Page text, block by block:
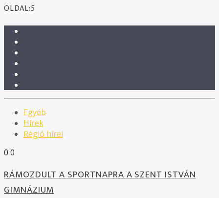
OLDAL:5
Egyéb
Hírek
Régió hírei
0 0
RÁMOZDULT A SPORTNAPRA A SZENT ISTVÁN
GIMNÁZIUM